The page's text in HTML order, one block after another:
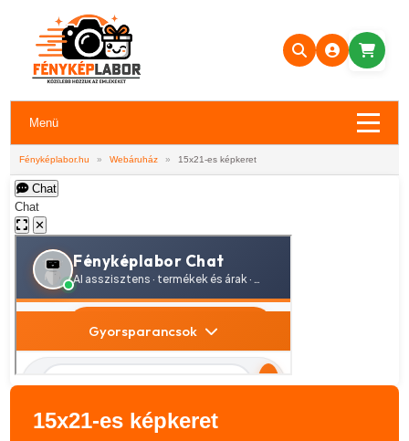
Menü
Fényképlabor.hu » Webáruház » 15x21-es képkeret
Chat
Chat
✕
15x21-es képkeret